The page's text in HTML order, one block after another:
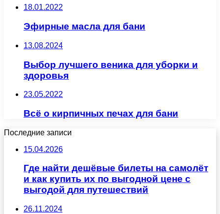
18.01.2022
Эфирные масла для бани
13.08.2024
Выбор лучшего веника для уборки и
здоровья
23.05.2022
Всё о кирпичных печах для бани
Последние записи
15.04.2026
Где найти дешёвые билеты на самолёт
и как купить их по выгодной цене с
выгодой для путешествий
26.11.2024